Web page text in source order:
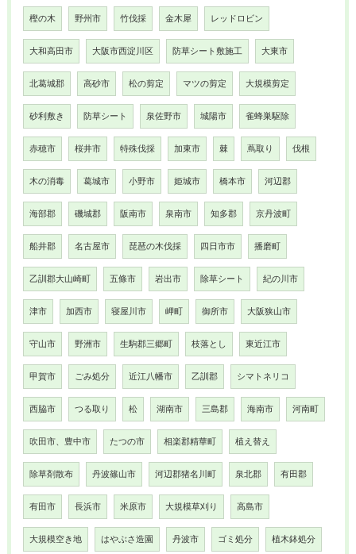
樫の木 野州市 竹伐採 金木犀 レッドロビン
大和高田市 大阪市西淀川区 防草シート敷施工 大東市
北葛城郡 高砂市 松の剪定 マツの剪定 大規模剪定
砂利敷き 防草シート 泉佐野市 城陽市 雀蜂巣駆除
赤穂市 桜井市 特殊伐採 加東市 棘 蔦取り 伐根
木の消毒 葛城市 小野市 姫城市 橋本市 河辺郡
海部郡 磯城郡 阪南市 泉南市 知多郡 京丹波町
船井郡 名古屋市 琵琶の木伐採 四日市市 播磨町
乙訓郡大山崎町 五條市 岩出市 除草シート 紀の川市
津市 加西市 寝屋川市 岬町 御所市 大阪狭山市
守山市 野洲市 生駒郡三郷町 枝落とし 東近江市
甲賀市 ごみ処分 近江八幡市 乙訓郡 シマトネリコ
西脇市 つる取り 松 湖南市 三島郡 海南市 河南町
吹田市、豊中市 たつの市 相楽郡精華町 植え替え
除草剤散布 丹波篠山市 河辺郡猪名川町 泉北郡 有田郡
有田市 長浜市 米原市 大規模草刈り 高島市
大規模空き地 はやぶさ造園 丹波市 ゴミ処分 植木鉢処分